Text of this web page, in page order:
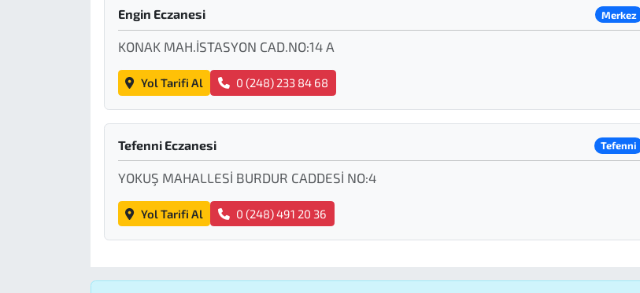
Engin Eczanesi Merkez
KONAK MAH.İSTASYON CAD.NO:14 A
Yol Tarifi Al 0 (248) 233 84 68
Tefenni Eczanesi Tefenni
YOKUŞ MAHALLESİ BURDUR CADDESİ NO:4
Yol Tarifi Al 0 (248) 491 20 36